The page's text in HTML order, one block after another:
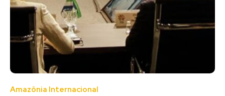
Amazônia Internacional